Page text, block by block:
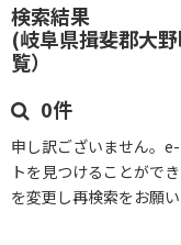
検索結果
(岐阜県揖斐郡大
覧）
0件
申し訳ございません。
トを見つけることがで
を変更し再検索をお願い